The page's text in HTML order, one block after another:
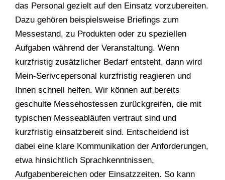
das Personal gezielt auf den Einsatz vorzubereiten.
Dazu gehören beispielsweise Briefings zum
Messestand, zu Produkten oder zu speziellen
Aufgaben während der Veranstaltung. Wenn
kurzfristig zusätzlicher Bedarf entsteht, dann wird
Mein-Serivcepersonal kurzfristig reagieren und
Ihnen schnell helfen. Wir können auf bereits
geschulte Messehostessen zurückgreifen, die mit
typischen Messeabläufen vertraut sind und
kurzfristig einsatzbereit sind. Entscheidend ist
dabei eine klare Kommunikation der Anforderungen,
etwa hinsichtlich Sprachkenntnissen,
Aufgabenbereichen oder Einsatzzeiten. So kann